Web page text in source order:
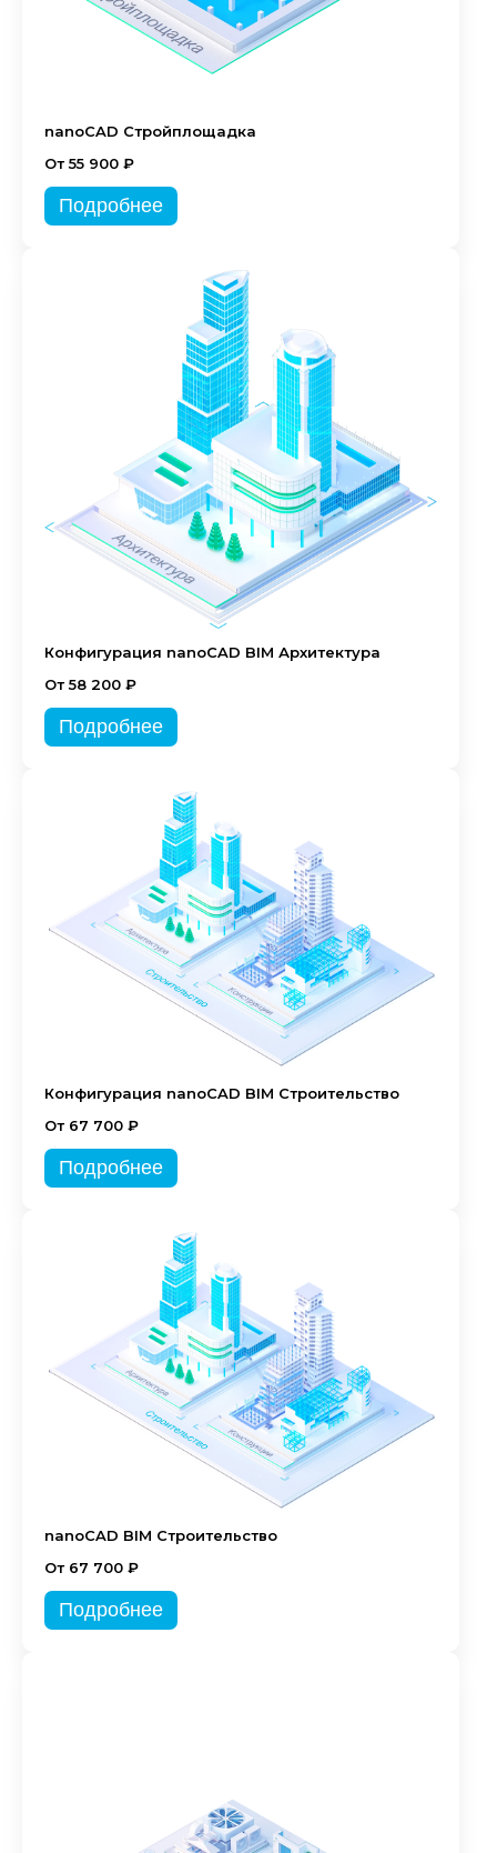
nanoCAD Стройплощадка
От 55 900 ₽
Подробнее
Конфигурация nanoCAD BIM Архитектура
От 58 200 ₽
Подробнее
Конфигурация nanoCAD BIM Строительство
От 67 700 ₽
Подробнее
nanoCAD BIM Строительство
От 67 700 ₽
Подробнее